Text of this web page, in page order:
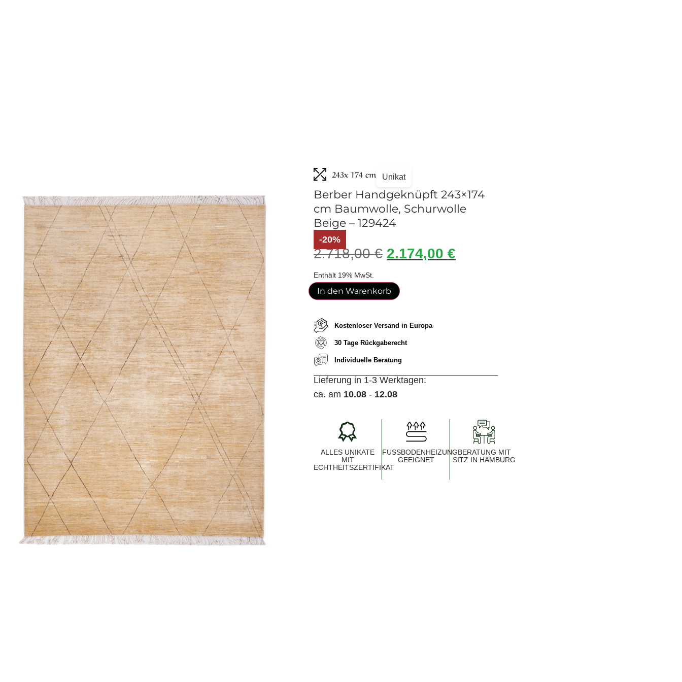
243x 174 cm Unikat
Berber Handgeknüpft 243×174
cm Baumwolle, Schurwolle
Beige – 129424
-20%
2.718,00€ 2.174,00€
Enthält 19% MwSt.
In den Warenkorb
Kostenloser Versand in Europa
30 Tage Rückgaberecht
Individuelle Beratung
Lieferung in 1-3 Werktagen:
ca. am 10.08 - 12.08
ALLES UNIKATE
MIT
ECHTHEITSZERTIFIKAT
FUSSBODENHEIZUNG G
EEIGNET
BERATUNG MIT
SITZ IN HAMBURG